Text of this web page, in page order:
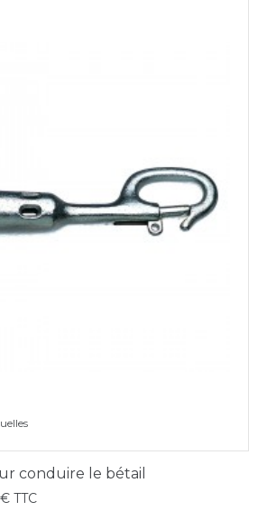
conduire le bétail
TTC